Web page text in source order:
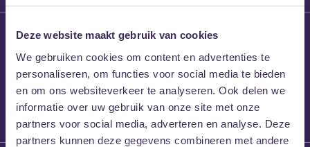
Deze website maakt gebruik van cookies
We gebruiken cookies om content en advertenties te
personaliseren, om functies voor social media te bieden
en om ons websiteverkeer te analyseren. Ook delen we
informatie over uw gebruik van onze site met onze
partners voor social media, adverteren en analyse. Deze
partners kunnen deze gegevens combineren met andere
27 maart 2026
Willem’s Blog:
Frans Kalf